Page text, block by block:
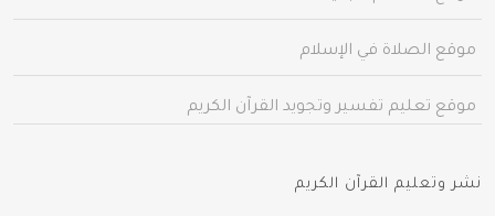
موقع الصلاة في الإسلام
موقع تعليم تفسير وتجويد القرآن الكريم
نشر وتعليم القرآن الكريم